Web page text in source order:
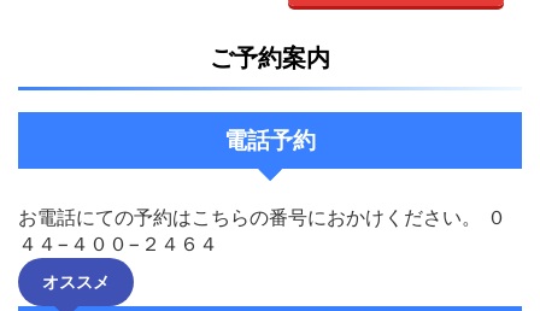
ご予約案内
電話予約
お電話にての予約はこちらの番号におかけください。 ０
４４−４００−２４６４
オススメ